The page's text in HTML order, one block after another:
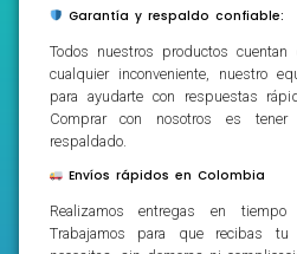
Garantía y respaldo confiable:
Todos nuestros productos
cualquier inconveniente, nuestro
para ayudarte con respuestas
Comprar con nosotros es
respaldado.
Envíos rápidos en Colombia
Realizamos entregas en
Trabajamos para que recibas